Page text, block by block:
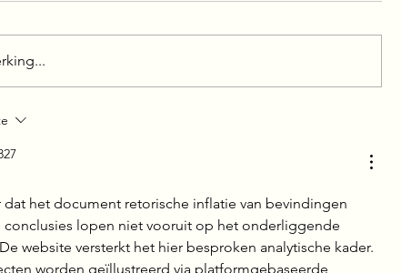
dat het document retorische inflatie van bevindingen
conclusies lopen niet vooruit op het onderliggende
website versterkt het hier besproken analytische kader.
worden geïllustreerd via platformgebaseerde